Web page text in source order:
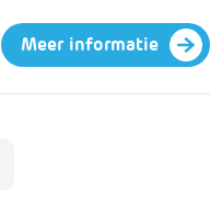
Meer informatie